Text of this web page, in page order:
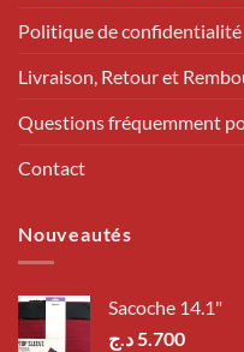
Politique de confidentialité
Livraison, Retour et
Questions fréquemment
Contact
Nouveautés
Sacoche 14.1"
5.700د.ج